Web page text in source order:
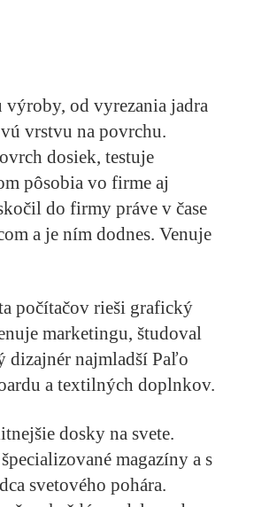
výroby, od vyrezania jadra
vrstvu na povrchu.
dosiek, testuje
pôsobia vo firme aj
do firmy práve v čase
a je ním dodnes. Venuje
počítačov rieši grafický
marketingu, študoval
najmladší Paľo
a textilných doplnkov.
dosky na svete.
magazíny a s
svetového pohára.